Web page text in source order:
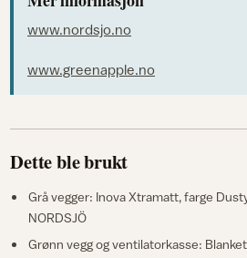
www.nordsjo.no
www.greenapple.no
Dette ble brukt
Grå vegger: Inova Xtramatt, farge
NORDSJÖ
Grønn vegg og ventilatorkasse: